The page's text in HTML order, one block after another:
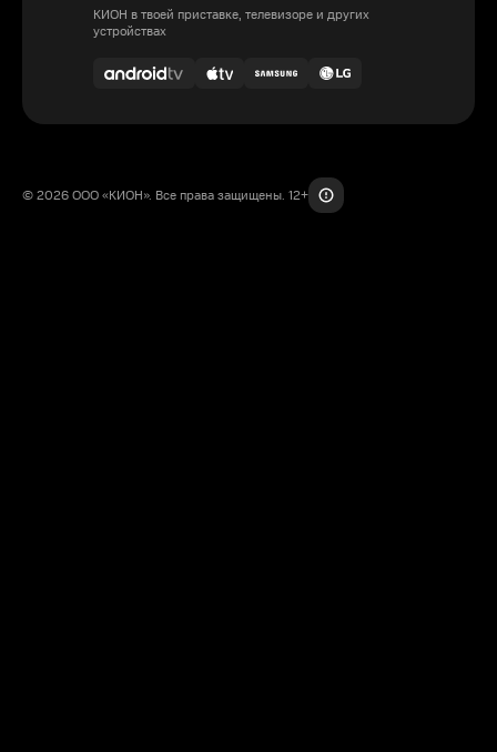
КИОН в твоей приставке, телевизоре и других
устройствах
© 2026 ООО «КИОН». Все права защищены. 12+